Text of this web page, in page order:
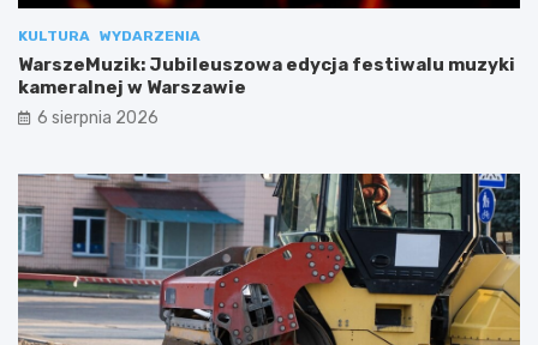
KULTURA WYDARZENIA
WarszeMuzik: Jubileuszowa edycja festiwalu muzyki
kameralnej w Warszawie
6 sierpnia 2026